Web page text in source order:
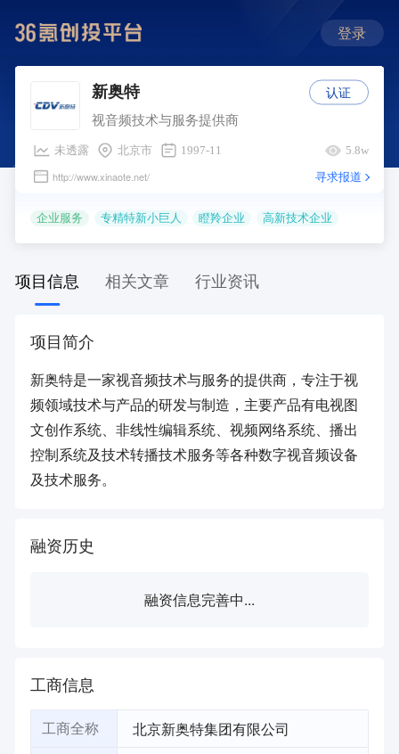
登录
新奥特
视音频技术与服务提供商
未透露 北京市 1997-11 5.8w
http://www.xinaote.net/ 寻求报道
企业服务 专精特新小巨人 瞪羚企业 高新技术企业
认证
项目信息 相关文章 行业资讯
项目简介
新奥特是一家视音频技术与服务的提供商，专注于视
频领域技术与产品的研发与制造，主要产品有电视图
文创作系统、非线性编辑系统、视频网络系统、播出
控制系统及技术转播技术服务等各种数字视音频设备
及技术服务。
融资历史
融资信息完善中...
工商信息
工商全称 北京新奥特集团有限公司